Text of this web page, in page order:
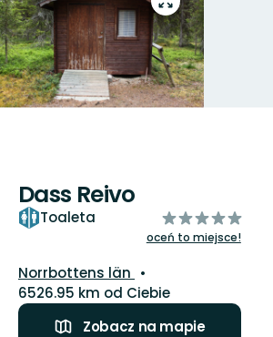
Przejdź
do
trybu
pełnoekranowego
Dass Reivo
Toaleta
z
5
oceń to miejsce!
Województwo:
Norrbottens län
6526.95 km od Ciebie
Zobacz na mapie